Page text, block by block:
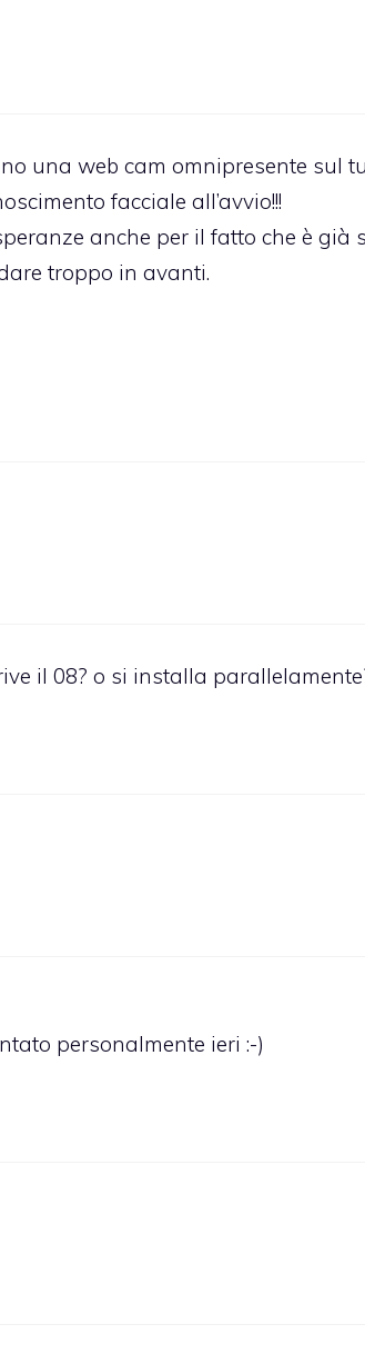
una web cam omnipresente sul
facciale all’avvio!!!
anche per il fatto che è già
troppo in avanti.
il 08? o si installa
personalmente ieri :-)